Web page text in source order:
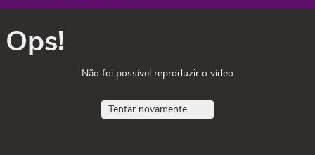
Ops!
Não foi possível reproduzir o vídeo
Tentar novamente